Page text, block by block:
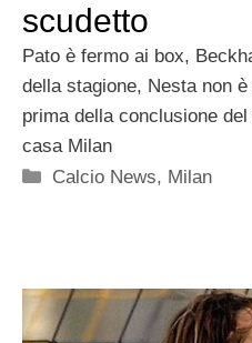
scudetto
Pato è fermo ai box,
della stagione, Nesta non
prima della conclusione
casa Milan
Categorie
Calcio News, Milan